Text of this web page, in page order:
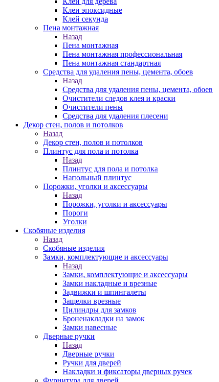
Клеи эпоксидные
Клей секунда
Пена монтажная
Назад
Пена монтажная
Пена монтажная профессиональная
Пена монтажная стандартная
Средства для удаления пены, цемента, обоев
Назад
Средства для удаления пены, цемента, обоев
Очистители следов клея и краски
Очистители пены
Средства для удаления плесени
Декор стен, полов и потолков
Назад
Декор стен, полов и потолков
Плинтус для пола и потолка
Назад
Плинтус для пола и потолка
Напольный плинтус
Порожки, уголки и аксессуары
Назад
Порожки, уголки и аксессуары
Пороги
Уголки
Скобяные изделия
Назад
Скобяные изделия
Замки, комплектующие и аксессуары
Назад
Замки, комплектующие и аксессуары
Замки накладные и врезные
Задвижки и шпингалеты
Защелки врезные
Цилиндры для замков
Броненакладки на замок
Замки навесные
Дверные ручки
Назад
Дверные ручки
Ручки для дверей
Накладки и фиксаторы дверных ручек
Фурнитура для дверей